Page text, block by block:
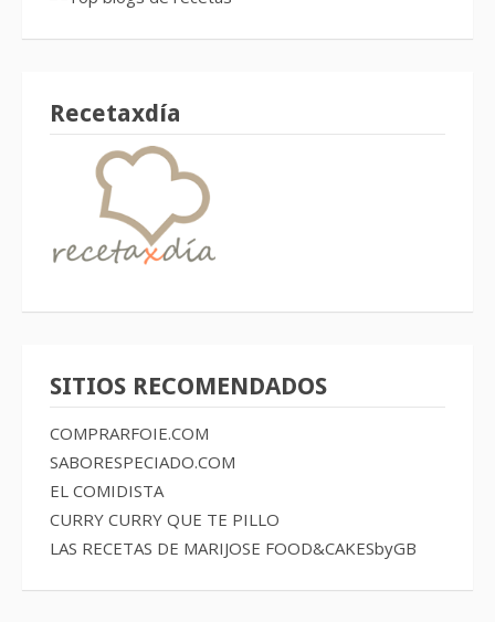
Recetaxdía
SITIOS RECOMENDADOS
COMPRARFOIE.COM
SABORESPECIADO.COM
EL COMIDISTA
CURRY CURRY QUE TE PILLO
LAS RECETAS DE MARIJOSE FOOD&CAKESbyGB